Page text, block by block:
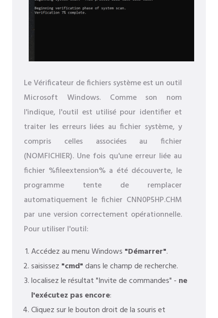
Le Vérificateur de fichiers système est un outil
Microsoft Windows. Comme son nom
l'indique, l'outil est utilisé pour identifier et
traiter les erreurs liées au fichier système, y
compris celles associées au fichier
(NOMFICHIER). Une fois qu'une erreur liée au
fichier %fileextension% a été découverte, le
programme tente de remplacer
automatiquement le fichier CNN0P5HP.CHM
par une version correctement opérationnelle.
Pour utiliser l'outil:
Accédez au menu Windows "Démarrer".
saisissez "cmd"dans le champ de recherche.
localisez le résultat "Invite de commandes" - ne
l'exécutez pas encore:
Cliquez sur le bouton droit de la souris et